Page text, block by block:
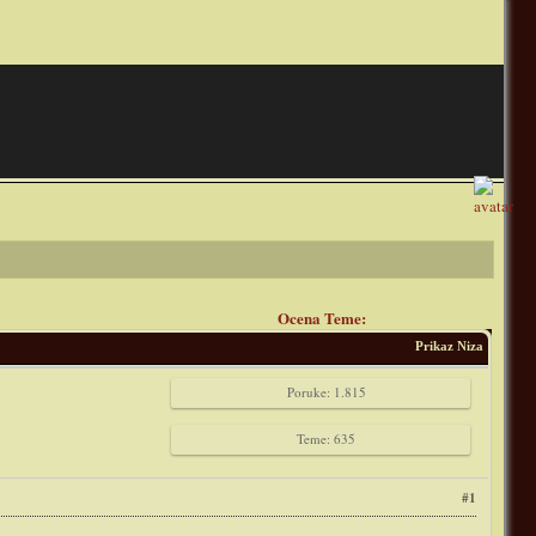
Ocena Teme:
Prikaz Niza
Poruke: 1.815
Teme: 635
#1